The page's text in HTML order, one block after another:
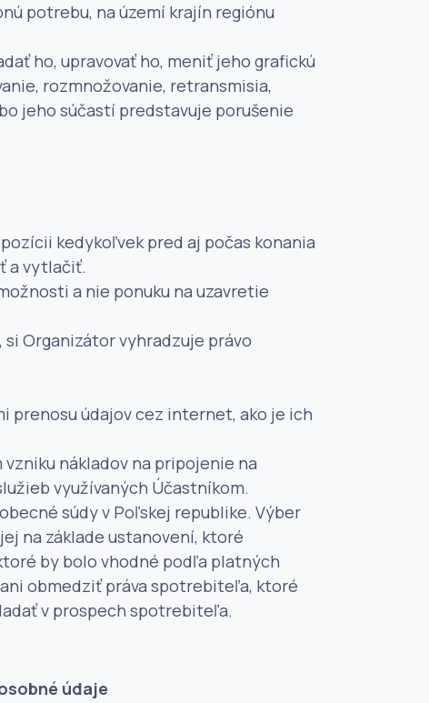
potrebu, na území krajín regiónu
ho, upravovať ho, meniť jeho grafickú
rozmnožovanie, retransmisia,
jeho súčastí predstavuje porušenie
kedykoľvek pred aj počas konania
a vytlačiť.
a nie ponuku na uzavretie
Organizátor vyhradzuje právo
prenosu údajov cez internet, ako je ich
nákladov na pripojenie na
využívaných Účastníkom.
súdy v Poľskej republike. Výber
na základe ustanovení, ktoré
by bolo vhodné podľa platných
obmedziť práva spotrebiteľa, ktoré
v prospech spotrebiteľa.
údaje